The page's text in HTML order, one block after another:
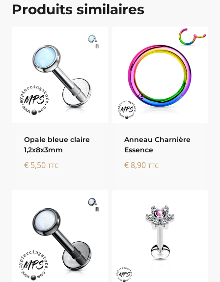
Produits similaires
Opale bleue claire
1,2x8x3mm
€5,50 TTC
Anneau Charnière
Essence
€8,90 TTC